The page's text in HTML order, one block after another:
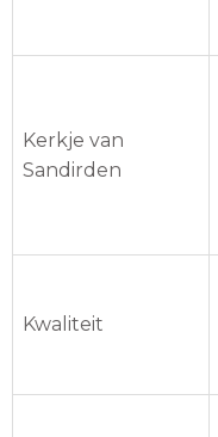
Kerkje van
Sandirden
Kwaliteit